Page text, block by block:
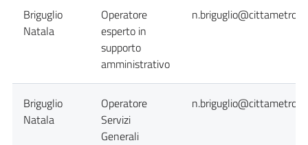
Briguglio
Natala
Operatore
esperto in
supporto
amministrativo
Briguglio
Natala
Operatore
Servizi
Generali